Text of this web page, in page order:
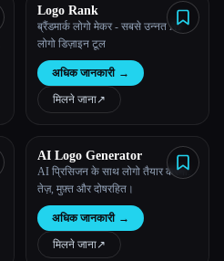
Logo Rank
ब्रैंडमार्क लोगो मेकर - सबसे उन्नत AI
लोगो डिज़ाइन टूल
अधिक जानकारी →
मिलने जाना↗︎
AI Logo Generator
AI प्रिसिजन के साथ लोगो तैयार करना:
तेज़, मुफ़्त और दोषरहित।
अधिक जानकारी →
मिलने जाना↗︎